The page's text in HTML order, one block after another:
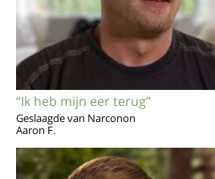
“Ik heb mijn eer terug”
Geslaagde van Narconon
Aaron F.